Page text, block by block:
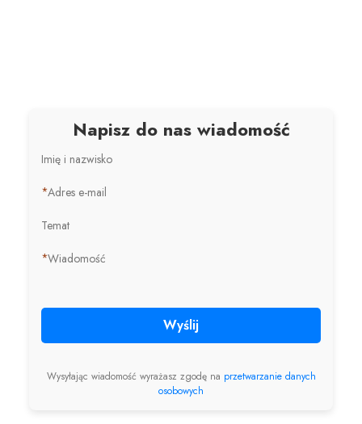
Napisz do nas wiadomość
Imię i nazwisko
*Adres e-mail
Temat
*Wiadomość
Wyślij
Wysyłając wiadomość wyrażasz zgodę na przetwarzanie danych
osobowych